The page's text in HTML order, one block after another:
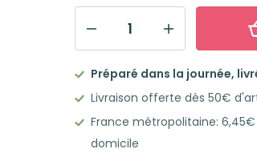
Mon
joli
kit
d'écriture
Préparé dans la journée,
Livraison offerte dès 50€
France métropolitaine:
domicile